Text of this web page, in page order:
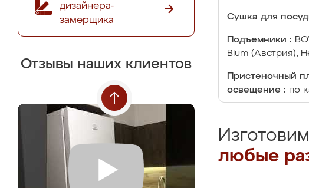
дизайнера-
замерщика
Отзывы наших клиентов
Сушка для
Подъемники :
Blum (Австрия),
Пристеночный
освещение : по
любые